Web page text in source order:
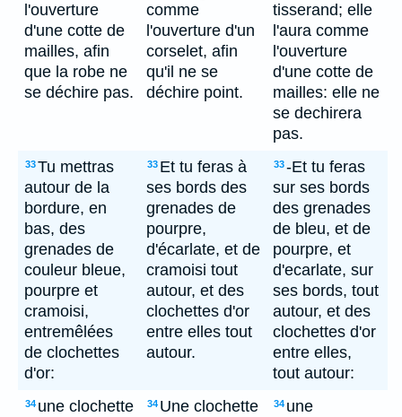
l'ouverture
d'une cotte de
mailles, afin
que la robe ne
se déchire pas.
comme
l'ouverture d'un
corselet, afin
qu'il ne se
déchire point.
tisserand; elle
l'aura comme
l'ouverture
d'une cotte de
mailles: elle ne
se dechirera
pas.
33Tu mettras
autour de la
bordure, en
bas, des
grenades de
couleur bleue,
pourpre et
cramoisi,
entremêlées
de clochettes
d'or:
33 Et tu feras à
ses bords des
grenades de
pourpre,
d'écarlate, et de
cramoisi tout
autour, et des
clochettes d'or
entre elles tout
autour.
33-Et tu feras
sur ses bords
des grenades
de bleu, et de
pourpre, et
d'ecarlate, sur
ses bords, tout
autour, et des
clochettes d'or
entre elles,
tout autour:
34 une clochette
34 Une clochette
34 une